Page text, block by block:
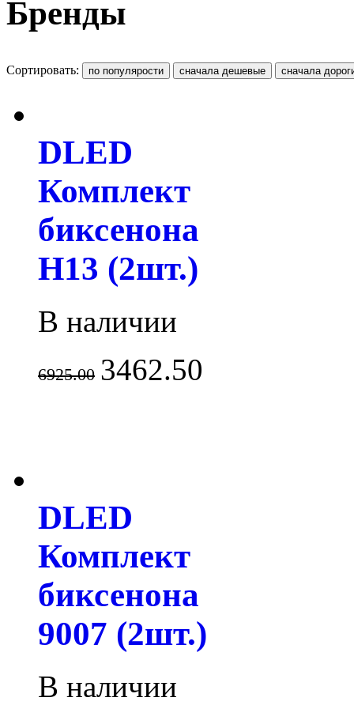
Бренды
Сортировать:
DLED
Комплект
биксенона
H13 (2шт.)
В наличии
6925.00 3462.50
DLED
Комплект
биксенона
9007 (2шт.)
В наличии